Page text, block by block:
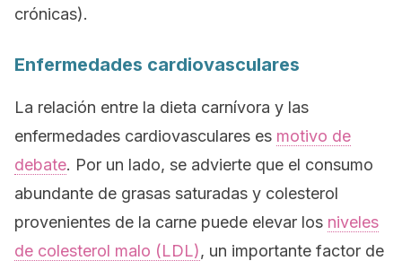
crónicas).
Enfermedades cardiovasculares
La relación entre la dieta carnívora y las
enfermedades cardiovasculares es motivo de
debate. Por un lado, se advierte que el consumo
abundante de grasas saturadas y colesterol
provenientes de la carne puede elevar los niveles
de colesterol malo (LDL), un importante factor de